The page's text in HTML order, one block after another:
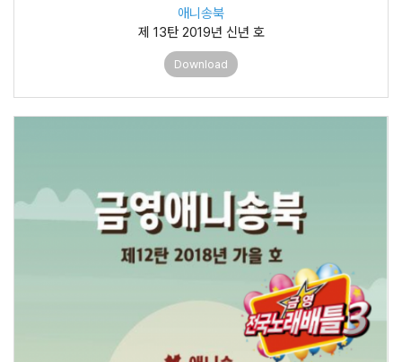
애니송북
제 13탄 2019년 신년 호
Download